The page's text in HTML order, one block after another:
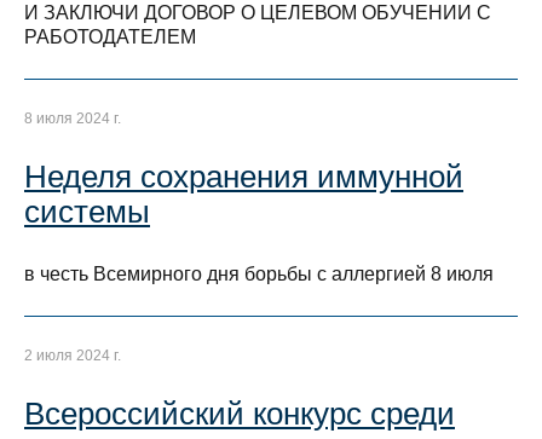
И ЗАКЛЮЧИ ДОГОВОР О ЦЕЛЕВОМ ОБУЧЕНИИ С
РАБОТОДАТЕЛЕМ
8 июля 2024 г.
Неделя сохранения иммунной
системы
в честь Всемирного дня борьбы с аллергией 8 июля
2 июля 2024 г.
Всероссийский конкурс среди